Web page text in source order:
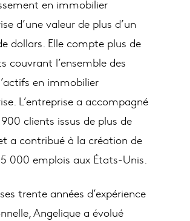
en immobilier
d’une valeur de plus d’un
dollars. Elle compte plus de
couvrant l’ensemble des
en immobilier
L’entreprise a accompagné
900 clients issus de plus de
a contribué à la création de
000 emplois aux États-Unis.
trente années d’expérience
Angelique a évolué